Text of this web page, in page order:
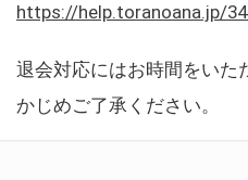
https://help.toranoana.jp/
退会対応にはお時間をいた
かじめご了承ください。